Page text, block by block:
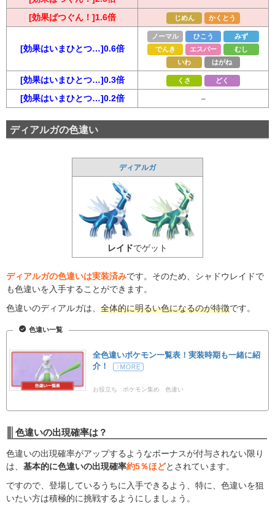
[効果ばつぐん！]1.6倍
じめん かくとう
[効果はいまひとつ…]0.6倍
ノーマル ひこう
みず
でんき
エスパー
むし
いわ
はがね
[効果はいまひとつ…]0.3倍 くさ どく
[効果はいまひとつ…]0.2倍 –
ディアルガの色違い
ディアルガ
レイドでゲット
ディアルガの色違いは実装済みです。そのため、シャドウレイドで
も色違いを入手することができます。
色違いのディアルガは、 全体的に明るい色になるのが特徴です。
色違い一覧
全色違いポケモン一覧表！実装時期も一緒に紹
介！
お役立ち ポケモン集め 色違い
色違いの出現確率は？
色違いの出現確率がアップするようなボーナスが付与されない限り
は、 基本的に色違いの出現確率約5％ほどとされています。
ですので、登場しているうちに入手できるよう、特に、色違いを狙
いたい方は積極的に挑戦するようにしましょう。